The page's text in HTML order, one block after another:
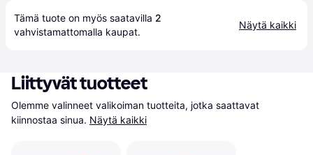
Tämä tuote on myös saatavilla 2
vahvistamattomalla kaupat.
Näytä kaikki
Liittyvät tuotteet
Olemme valinneet valikoiman tuotteita, jotka saattavat
kiinnostaa sinua. Näytä kaikki